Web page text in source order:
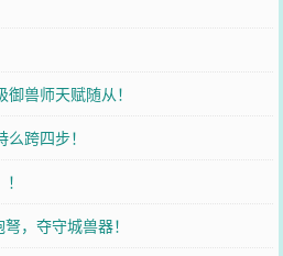
兽师天赋随从！
跨四步！
，夺守城兽器！